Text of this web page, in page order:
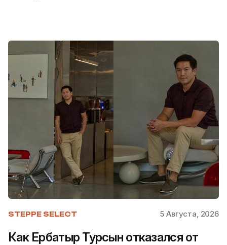
STEPPE SELECT 5 Августа, 2026
Как Ербатыр Турсын отказался от